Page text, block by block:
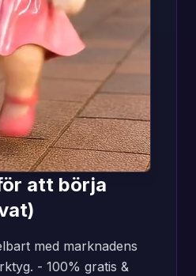
att börja
med marknadens
- 100% gratis &